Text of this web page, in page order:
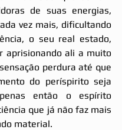
de suas energias,
vez mais, dificultando
o seu real estado,
aprisionando ali a muito
perdura até que
do períspirito seja
então o espírito
que já não faz mais
material.